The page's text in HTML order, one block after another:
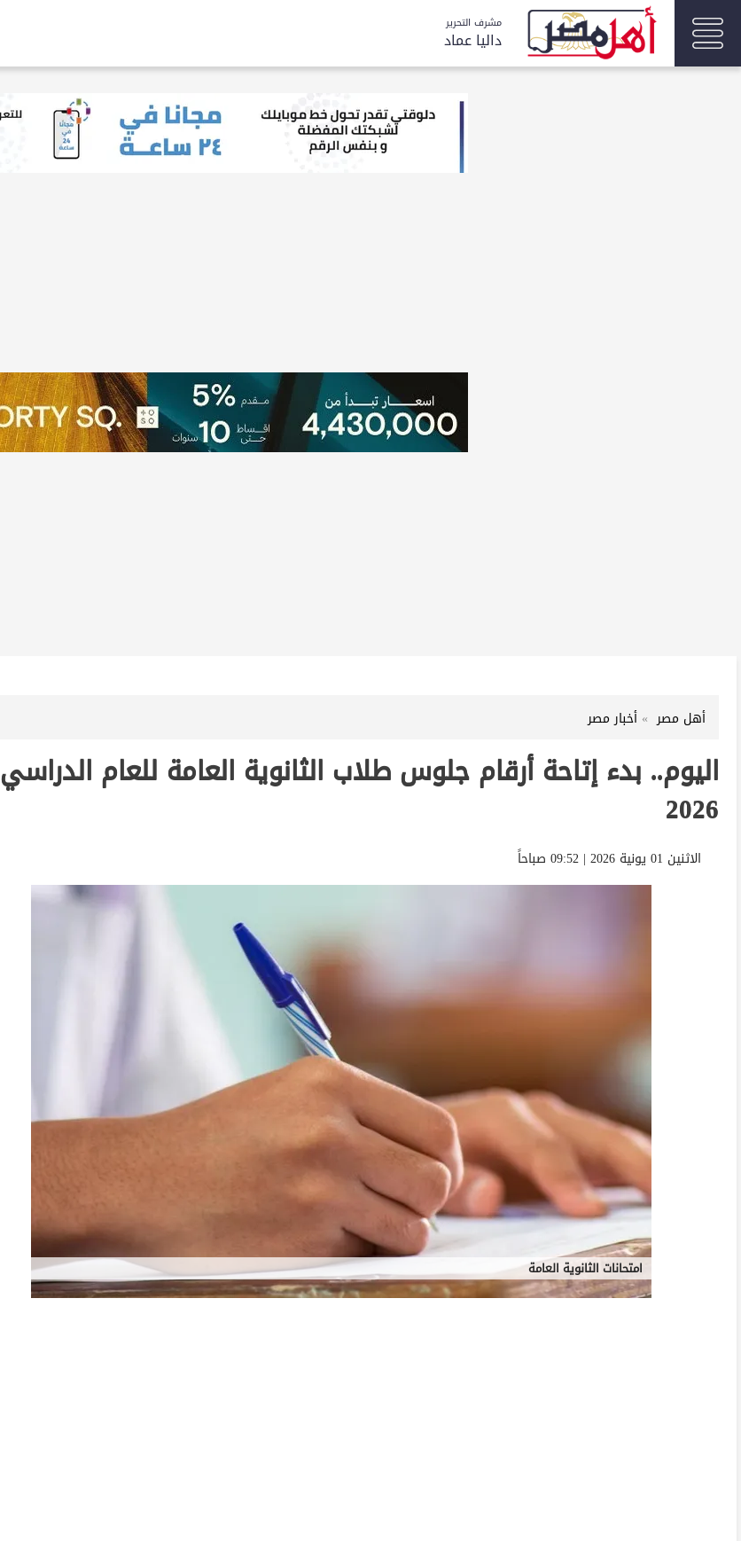
مشرف التحرير
داليا عماد
أهل مصر أخبار مصر
اليوم.. بدء إتاحة أرقام جلوس طلاب الثانوية العامة للعام الدراسي
2026
الاثنين 01 يونية 2026 | 09:52 صباحاً
امتحانات الثانوية العامة